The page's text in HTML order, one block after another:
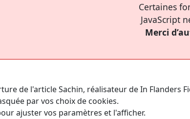
Certaines
JavaScript
Merci
par vos choix de cookies.
ajuster vos paramètres et l'afficher.